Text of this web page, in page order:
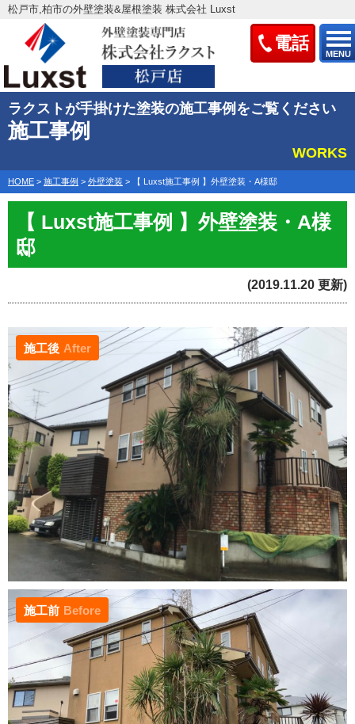
電話
MENU
松戸市,柏市の外壁塗装&屋根塗装 株式会社 Luxst
ラクストが手掛けた塗装の施工事例をご覧ください
施工事例
WORKS
HOME > 施工事例 > 外壁塗装 > 【 Luxst施工事例 】外壁塗装・A様邸
【 Luxst施工事例 】外壁塗装・A様
邸
(2019.11.20 更新)
施工後 After
施工前 Before